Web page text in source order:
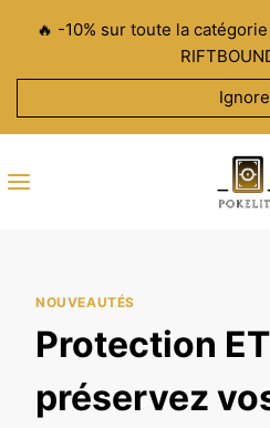
contenu
🔥 -10% sur toute la
NOUVEAUTÉS
Protection
préservez